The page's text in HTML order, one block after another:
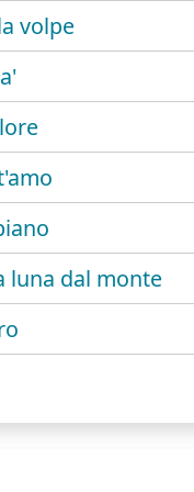
volpe
luna dal monte